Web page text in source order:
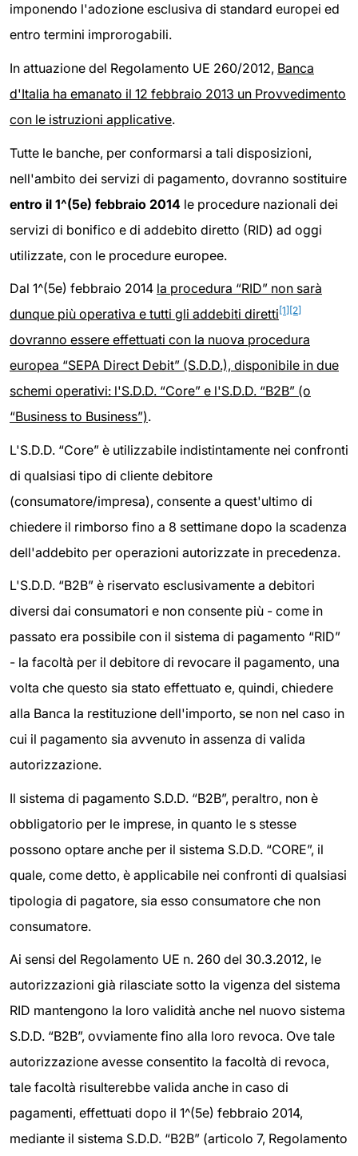
imponendo l'adozione esclusiva di standard europei ed
entro termini improrogabili.
In attuazione del Regolamento UE 260/2012, Banca
d'Italia ha emanato il 12 febbraio 2013 un Provvedimento
con le istruzioni applicative.
Tutte le banche, per conformarsi a tali disposizioni,
nell'ambito dei servizi di pagamento, dovranno sostituire
entro il 1^(5e) febbraio 2014 le procedure nazionali dei
servizi di bonifico e di addebito diretto (RID) ad oggi
utilizzate, con le procedure europee.
Dal 1^(5e) febbraio 2014 la procedura “RID” non sarà
dunque più operativa e tutti gli addebiti diretti [1] [2]
dovranno essere effettuati con la nuova procedura
europea “SEPA Direct Debit” (S.D.D.), disponibile in due
schemi operativi: l'S.D.D. “Core” e l'S.D.D. “B2B” (o
“Business to Business”).
L'S.D.D. “Core” è utilizzabile indistintamente nei confronti
di qualsiasi tipo di cliente debitore
(consumatore/impresa), consente a quest'ultimo di
chiedere il rimborso fino a 8 settimane dopo la scadenza
dell'addebito per operazioni autorizzate in precedenza.
L'S.D.D. “B2B” è riservato esclusivamente a debitori
diversi dai consumatori e non consente più - come in
passato era possibile con il sistema di pagamento “RID”
- la facoltà per il debitore di revocare il pagamento, una
volta che questo sia stato effettuato e, quindi, chiedere
alla Banca la restituzione dell'importo, se non nel caso in
cui il pagamento sia avvenuto in assenza di valida
autorizzazione.
Il sistema di pagamento S.D.D. “B2B”, peraltro, non è
obbligatorio per le imprese, in quanto le s stesse
possono optare anche per il sistema S.D.D. “CORE”, il
quale, come detto, è applicabile nei confronti di qualsiasi
tipologia di pagatore, sia esso consumatore che non
consumatore.
Ai sensi del Regolamento UE n. 260 del 30.3.2012, le
autorizzazioni già rilasciate sotto la vigenza del sistema
RID mantengono la loro validità anche nel nuovo sistema
S.D.D. “B2B”, ovviamente fino alla loro revoca. Ove tale
autorizzazione avesse consentito la facoltà di revoca,
tale facoltà risulterebbe valida anche in caso di
pagamenti, effettuati dopo il 1^(5e) febbraio 2014,
mediante il sistema S.D.D. “B2B” (articolo 7, Regolamento